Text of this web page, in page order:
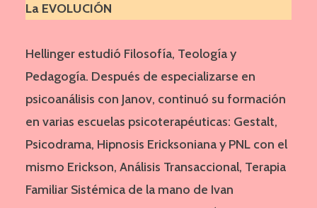
La EVOLUCIÓN
Hellinger estudió Filosofía, Teología y
Pedagogía. Después de especializarse en
psicoanálisis con Janov, continuó su formación
en varias escuelas psicoterapéuticas: Gestalt,
Psicodrama, Hipnosis Ericksoniana y PNL con el
mismo Erickson, Análisis Transaccional, Terapia
Familiar Sistémica de la mano de Ivan